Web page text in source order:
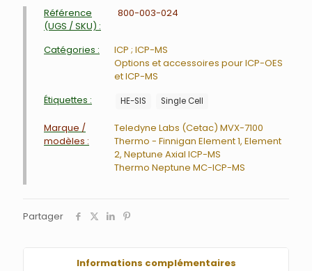
Référence
(UGS / SKU) :
800-003-024
Catégories :
ICP ; ICP-MS
Options et accessoires pour ICP-OES
et ICP-MS
Étiquettes :
HE-SIS Single Cell
Marque /
modèles :
Teledyne Labs (Cetac) MVX-7100
Thermo - Finnigan Element 1, Element
2, Neptune Axial ICP-MS
Thermo Neptune MC-ICP-MS
Partager
Informations complémentaires